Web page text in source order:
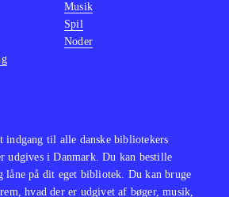
indgang til alle danske bibliotekers
udgives i Danmark. Du kan bestille
låne på dit eget bibliotek. Du kan bruge
hvad der er udgivet af bøger, musik,
Musik
Spil
Noder